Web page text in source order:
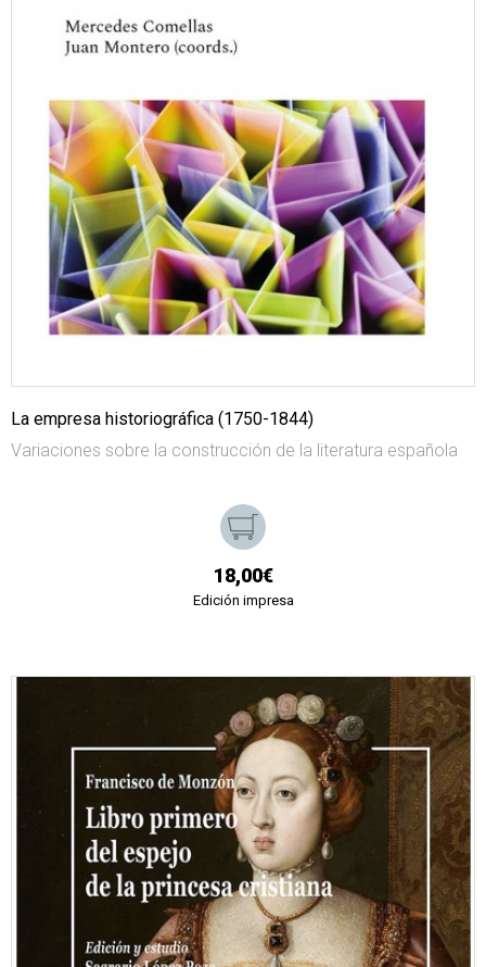
La empresa historiográfica (1750-1844)
Variaciones sobre la construcción de la literatura española
18,00€
Edición impresa